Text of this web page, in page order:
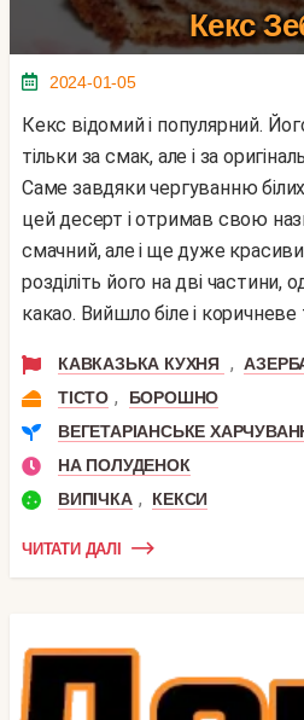
Кекс
2024-01-05
Кекс відомий і популярний. Його багато хто любить не
тільки за смак, але і за
Саме завдяки чергуванню
цей десерт і отримав свою
смачний, але і ще дуже
розділіть його на дві частини,
какао. Вийшло біле і коричневе
КАВКАЗЬКА КУХНЯ ,
ТІСТО ,
БОРОШНО
ВЕГЕТАРІАНСЬКЕ
НА ПОЛУДЕНОК
ВИПІЧКА , КЕКСИ
ЧИТАТИ ДАЛІ